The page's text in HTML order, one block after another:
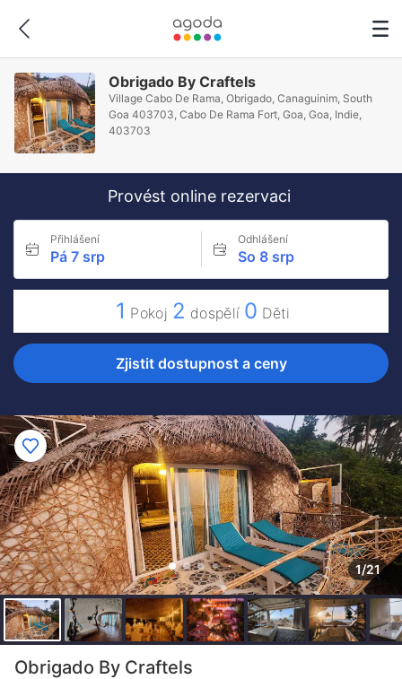
Obrigado By Craftels
Village Cabo De Rama, Obrigado, Canaguinim, South
Goa 403703, Cabo De Rama Fort, Goa, Goa, Indie,
403703
Provést online rezervaci
Přihlášení
Pá 7 srp
Odhlášení
So 8 srp
1 Pokoj 2 dospělí 0 Děti
Zjistit dostupnost a ceny
1/21
Obrigado By Craftels
Hodnocení hvězdičkami: 5